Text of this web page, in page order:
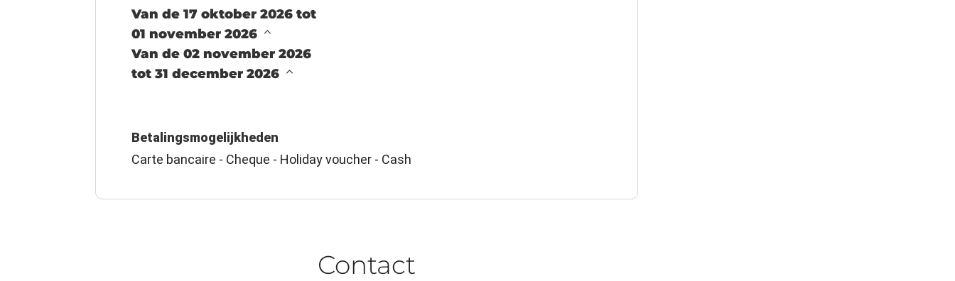
Van de 17 oktober 2026 tot
01 november 2026
Van de 02 november 2026
tot 31 december 2026
Betalingsmogelijkheden
Carte bancaire - Cheque - Holiday voucher - Cash
Contact